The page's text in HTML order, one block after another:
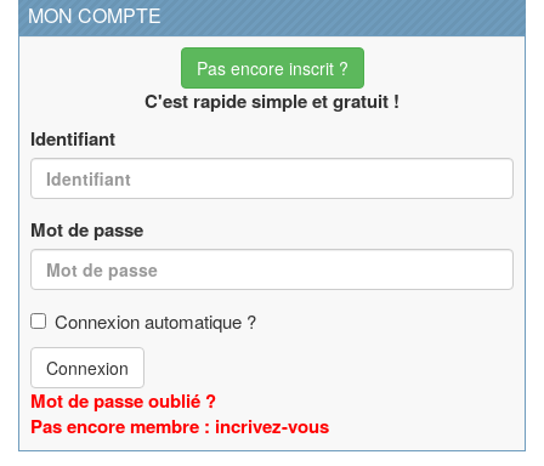
MON COMPTE
Pas encore inscrit ?
C'est rapide simple et gratuit !
Identifiant
Mot de passe
Connexion automatique ?
Connexion
Mot de passe oublié ?
Pas encore membre : incrivez-vous